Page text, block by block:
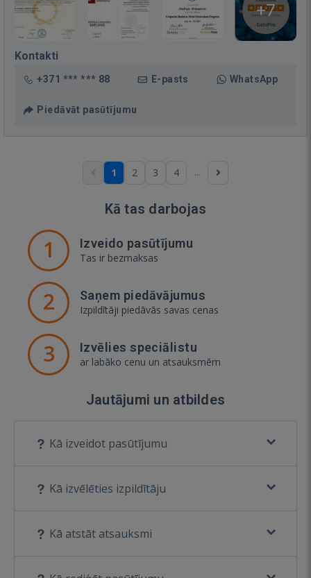
+7
Kontakti
+371 *** *** 88 E-pasts WhatsApp
Piedāvāt pasūtījumu
1 2 3 4 ...
Kā tas darbojas
1 Izveido pasūtījumu
Tas ir bezmaksas
2 Saņem piedāvājumus
Izpildītāji piedāvās savas cenas
3 Izvēlies speciālistu
ar labāko cenu un atsauksmēm
Jautājumi un atbildes
Kā izveidot pasūtījumu
Kā izvēlēties izpildītāju
Kā atstāt atsauksmi